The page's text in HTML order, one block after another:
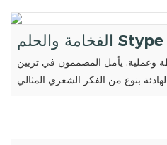
الفخامة والحلم Stype
وعملية. يأمل المصممون في تزيين